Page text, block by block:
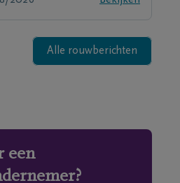
Alle rouwberichten
een